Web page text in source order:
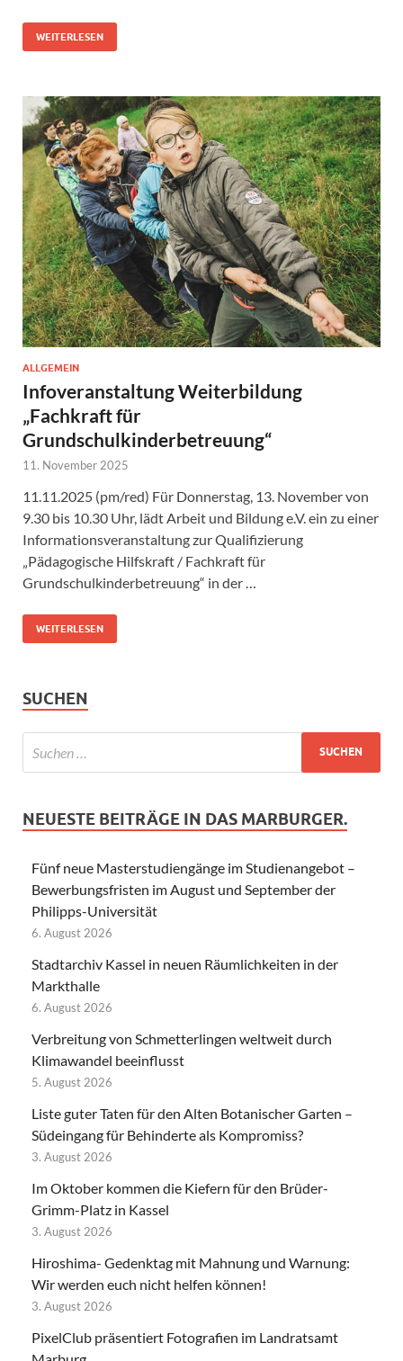
WEITERLESEN
ALLGEMEIN
Infoveranstaltung Weiterbildung
„Fachkraft für
Grundschulkinderbetreuung“
11. November 2025
11.11.2025 (pm/red) Für Donnerstag, 13. November von
9.30 bis 10.30 Uhr, lädt Arbeit und Bildung e.V. ein zu einer
Informationsveranstaltung zur Qualifizierung
„Pädagogische Hilfskraft / Fachkraft für
Grundschulkinderbetreuung“ in der …
WEITERLESEN
SUCHEN
NEUESTE BEITRÄGE IN DAS MARBURGER.
Fünf neue Masterstudiengänge im Studienangebot –
Bewerbungsfristen im August und September der
Philipps-Universität
6. August 2026
Stadtarchiv Kassel in neuen Räumlichkeiten in der
Markthalle
6. August 2026
Verbreitung von Schmetterlingen weltweit durch
Klimawandel beeinflusst
5. August 2026
Liste guter Taten für den Alten Botanischer Garten –
Südeingang für Behinderte als Kompromiss?
3. August 2026
Im Oktober kommen die Kiefern für den Brüder-
Grimm-Platz in Kassel
3. August 2026
Hiroshima- Gedenktag mit Mahnung und Warnung:
Wir werden euch nicht helfen können!
3. August 2026
PixelClub präsentiert Fotografien im Landratsamt